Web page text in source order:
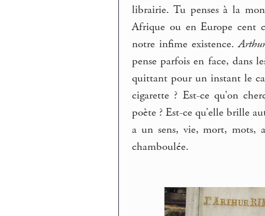
librairie. Tu penses à la
Afrique ou en Europe cent
notre infime existence.
pense parfois en face, dans
quittant pour un instant le
cigarette ? Est-ce qu’on
poète ? Est-ce qu’elle brille
a un sens, vie, mort, mots,
chamboulée.